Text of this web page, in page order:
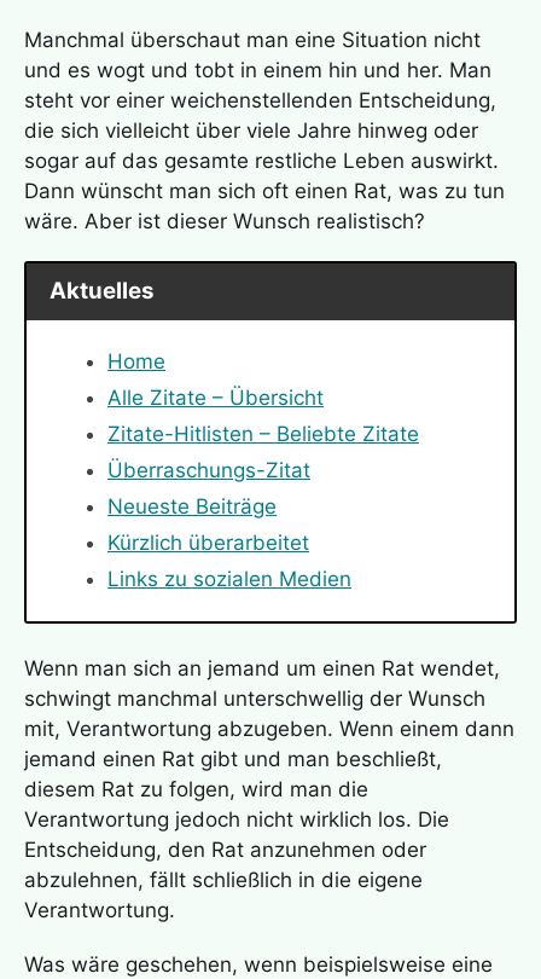
Manchmal überschaut man eine Situation nicht
und es wogt und tobt in einem hin und her. Man
steht vor einer weichenstellenden Entscheidung,
die sich vielleicht über viele Jahre hinweg oder
sogar auf das gesamte restliche Leben auswirkt.
Dann wünscht man sich oft einen Rat, was zu tun
wäre. Aber ist dieser Wunsch realistisch?
Aktuelles
Home
Alle Zitate – Übersicht
Zitate-Hitlisten – Beliebte Zitate
Überraschungs-Zitat
Neueste Beiträge
Kürzlich überarbeitet
Links zu sozialen Medien
Wenn man sich an jemand um einen Rat wendet,
schwingt manchmal unterschwellig der Wunsch
mit, Verantwortung abzugeben. Wenn einem dann
jemand einen Rat gibt und man beschließt,
diesem Rat zu folgen, wird man die
Verantwortung jedoch nicht wirklich los. Die
Entscheidung, den Rat anzunehmen oder
abzulehnen, fällt schließlich in die eigene
Verantwortung.
Was wäre geschehen, wenn beispielsweise eine